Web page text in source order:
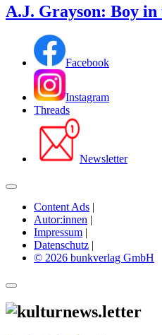
A.J. Grayson: Boy
Facebook
Instagram
Threads
Newsletter
Content Ads |
Autor:innen |
Impressum |
Datenschutz |
© 2026 bunkverlag GmbH